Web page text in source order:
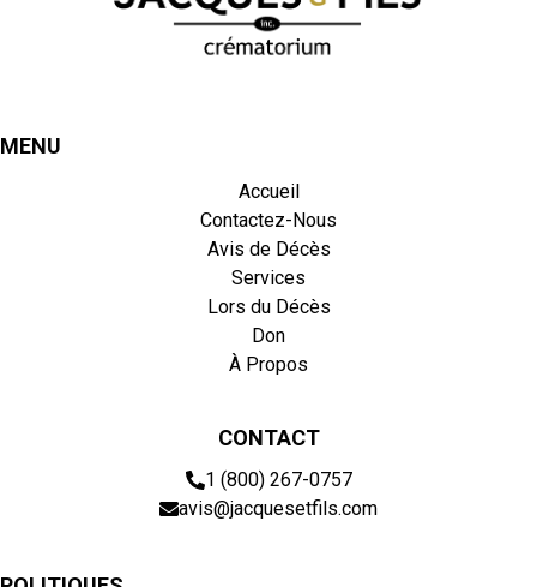
MENU
Accueil
Contactez-Nous
Avis de Décès
Services
Lors du Décès
Don
À Propos
CONTACT
1 (800) 267-0757
avis@jacquesetfils.com